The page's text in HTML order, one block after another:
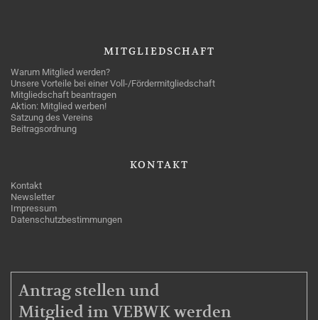
MITGLIEDSCHAFT
Warum Mitglied werden?
Unsere Vorteile bei einer Voll-/Fördermitgliedschaft
Mitgliedschaft beantragen
Aktion: Mitglied werben!
Satzung des Vereins
Beitragsordnung
KONTAKT
Kontakt
Newsletter
Impressum
Datenschutzbestimmungen
MITGLIEDSCHAFT
Antrag stellen und
Mitglied im VEBWK werden